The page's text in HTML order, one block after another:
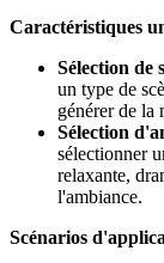
Caractéristiques
Sélection de
un type de
générer de la
Sélection
sélectionner
relaxante,
l'ambiance.
Scénarios